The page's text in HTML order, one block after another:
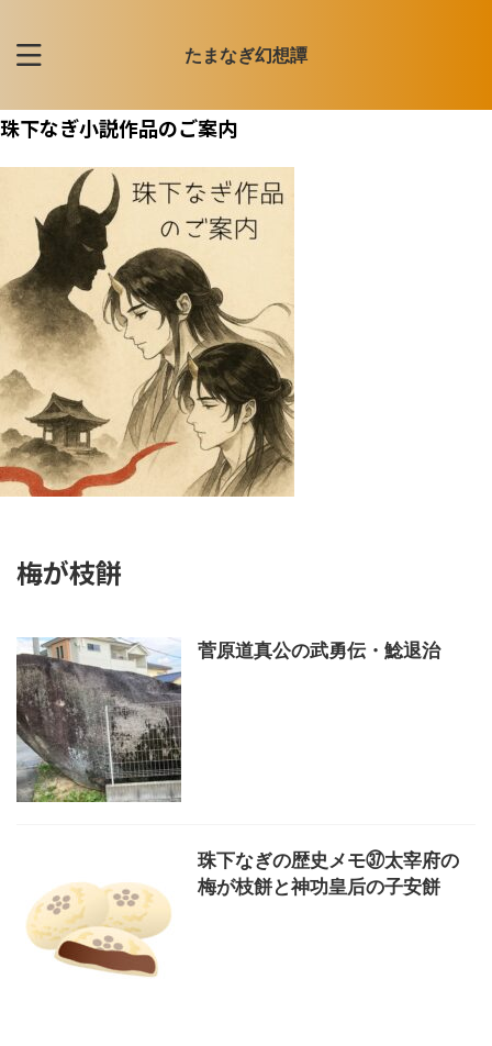
たまなぎ幻想譚
珠下なぎ小説作品のご案内
梅が枝餅
菅原道真公の武勇伝・鯰退治
珠下なぎの歴史メモ㊲太宰府の
梅が枝餅と神功皇后の子安餅